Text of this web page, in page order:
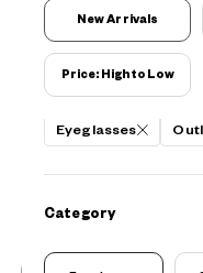
6 Reviews
Filters
Eyeglasses
Category
New Arrivals
Price: High to Low